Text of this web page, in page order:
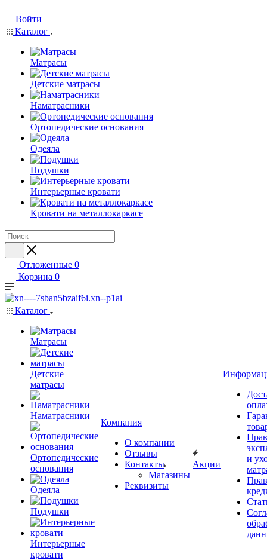
Войти
Каталог
Матрасы
Детские матрасы
Наматрасники
Ортопедические основания
Одеяла
Подушки
Интерьерные кровати
Кровати на металлокаркасе
Отложенные 0
Корзина 0
Каталог
Матрасы
Детские
матрасы
Наматрасники
Ортопедические
основания
Одеяла
Подушки
Интерьерные
кровати
Компания
О компании
Отзывы
Контакты
Магазины
Реквизиты
Акции
и